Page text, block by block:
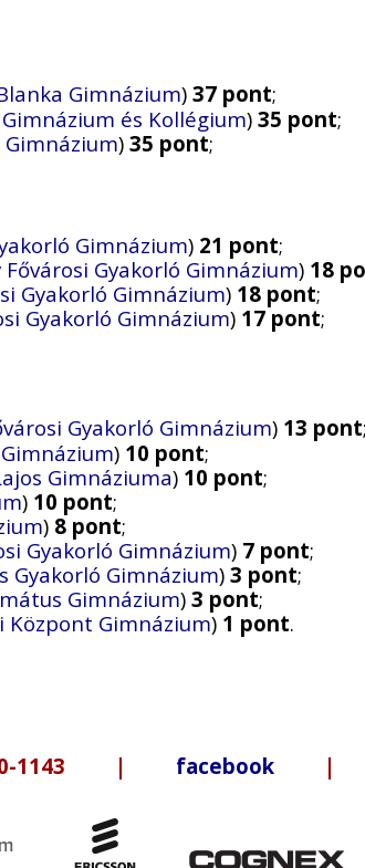
Gimnázium) 37 pont;
és Kollégium) 35 pont;
Gimnázium) 35 pont;
Gimnázium) 21 pont;
Gyakorló Gimnázium) 18
Gyakorló Gimnázium) 18 pont;
Gyakorló Gimnázium) 17 pont;
Gyakorló Gimnázium) 13 pont;
) 10 pont;
Gimnáziuma) 10 pont;
) 10 pont;
) 8 pont;
Gyakorló Gimnázium) 7 pont;
Gyakorló Gimnázium) 3 pont;
Gimnázium) 3 pont;
Központ Gimnázium) 1 pont.
1143 | facebook